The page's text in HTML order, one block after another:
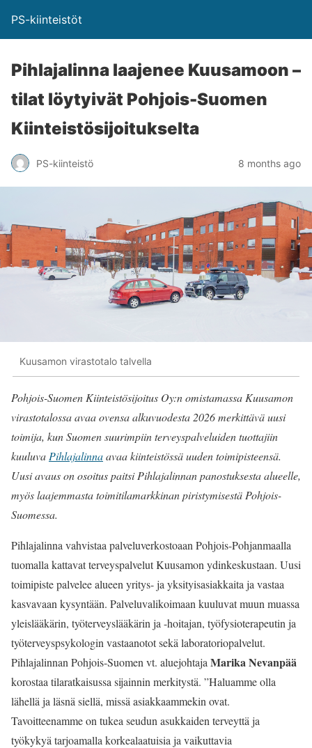
PS-kiinteistöt
Pihla­ja­lin­na laajenee Kuusamoon –
tilat löytyivät Pohjois-Suomen
Kiinteistösijoitukselta
PS-kiinteistö 8 months ago
Kuusamon virastotalo talvella
Pohjois-Suomen Kiinteistösijoitus Oy:n omistamassa Kuusamon
virastotalossa avaa ovensa alkuvuodesta 2026 merkittävä uusi
toimija, kun Suomen suurimpiin terveyspalveluiden tuottajiin
kuuluva Pihlajalinnaavaa kiinteistössä uuden toimipisteensä.
Uusi avaus on osoitus paitsi Pihlajalinnan panostuksesta alueelle,
myös laajemmasta toimitilamarkkinan piristymisestä Pohjois-
Suomessa.
Pihlajalinna vahvistaa palveluverkostoaan Pohjois-Pohjanmaalla
tuomalla kattavat terveyspalvelut Kuusamon ydinkeskustaan. Uusi
toimipiste palvelee alueen yritys- ja yksityisasiakkaita ja vastaa
kasvavaan kysyntään. Palveluvalikoimaan kuuluvat muun muassa
yleislääkärin, työterveyslääkärin ja -hoitajan, työfysioterapeutin ja
työterveyspsykologin vastaanotot sekä laboratoriopalvelut.
Pihlajalinnan Pohjois-Suomen vt. aluejohtaja Marika Nevanpää
korostaa tilaratkaisussa sijainnin merkitystä. ”Haluamme olla
lähellä ja läsnä siellä, missä asiakkaammekin ovat.
Tavoitteenamme on tukea seudun asukkaiden terveyttä ja
työkykyä tarjoamalla korkealaatuisia ja vaikuttavia